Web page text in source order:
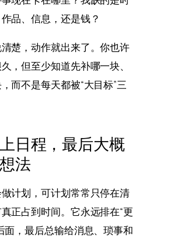
品、信息，还是钱？
楚，动作就出来了。你也许
，但至少知道先补哪一块、
而不是每天都被“大目标”三
日程，最后大概
法
计划，可计划常常只停在清
正占到时间。它永远排在“更
面，最后总输给消息、琐事和